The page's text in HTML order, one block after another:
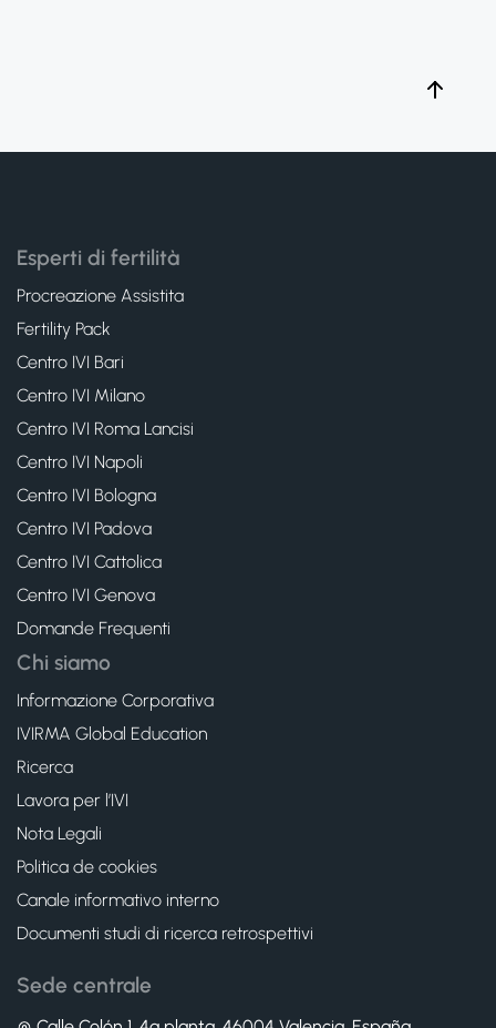
Esperti di fertilità
Procreazione Assistita
Fertility Pack
Centro IVI Bari
Centro IVI Milano
Centro IVI Roma Lancisi
Centro IVI Napoli
Centro IVI Bologna
Centro IVI Padova
Centro IVI Cattolica
Centro IVI Genova
Domande Frequenti
Chi siamo
Informazione Corporativa
IVIRMA Global Education
Ricerca
Lavora per l’IVI
Nota Legali
Politica de cookies
Canale informativo interno
Documenti studi di ricerca retrospettivi
Sede centrale